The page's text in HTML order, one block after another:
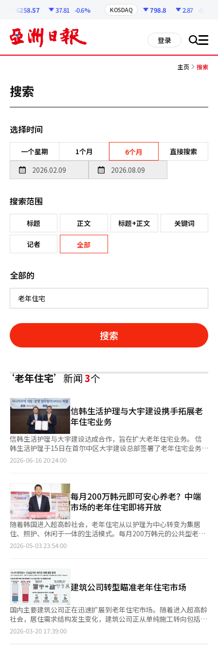
6258.57 37.81 -0.6% KOSDAQ 798.8 2.87 -0.36%
登录 搜 all
主页 搜索
搜索
选择时间
一个星期 1个月 6个月 直接搜索
搜索范围
标题 正文 标题+正文 关键词
记者 全部
全部的
搜索
‘老年住宅’新闻3个
信韩生活护理与大宇建设携手拓展老
年住宅业务
信韩生活护理与大宇建设达成合作，旨在扩大老年住宅业务。 信
韩生活护理于15日在首尔中区大宇建设总部签署了老年住宅业务合
作的谅解备忘录（MOU）。 此次合作被解读为应对超高龄社会带
交流。此外，还将共同投资和开发老年住宅相关的招标项目，进一
步拓宽合作范围。 信韩生活护理在设施照护和运营服务方面不断
增强老年业务能力，而大宇建设则在住宅开发和施工领域具备专业
性。双方计划结合各自的优势，开发能够满足老年客户多样化居住
需求的业务模型。 信韩生活护理相关人士表示：“老年住宅业务
是一个需要居住、服务和运营能力相结合的领域，随着超高龄社会
的到来，关注和期待迅速上升。希望此次合作能够连接双方的专业
性，探索新的可能性。” 此外，信韩生活护理计划通过集团间的
2026-06-16 20:24:00
每月200万韩元即可安心养老？中端
市场的老年住宅即将开放
随着韩国进入超高龄社会，老年住宅从以护理为中心转变为集居
住、照护、休闲于一体的生活模式。每月200万韩元的公共型老年
住宅出现，填补了长期以来的“中端市场”空白。据相关行业消
人的居住需求已从单纯的居住空间转变为维持生活质量的方向。越
来越多的人倾向于选择既能享受餐饮、清洁、健康管理和休闲活动
支持，又能独立生活的居住形式。首尔市数据显示，首尔65岁以上
的老年人口已达193万，其中77%居住在已建成20年以上的老旧住
宅中。然而，现有市场以高价银发小镇为主，约49万中产阶级老年
人面临选择不足的“居住空白”。首尔市最近公布的公共型老年住
宅计划，预计每月费用约200万韩元，提供餐饮、清洁、健康管理
等服务，未来供应增加后，将吸引中产阶级老年人的需求。此前，
老年住宅市场主要以高端为主。首尔广津区的“经典500”保证金
2026-05-03 23:54:00
建筑公司转型瞄准老年住宅市场
国内主要建筑公司正在迅速扩展到老年住宅市场。随着进入超高龄
社会，居住需求结构发生变化，建筑公司正从单纯施工转向包括运
营和服务的商业模式。这被视为从传统销售模式转向多元化盈利结
业开发、现代建设等公司正在推进老年住宅项目或相关服务。它们
2026-03-20 17:39:00
页